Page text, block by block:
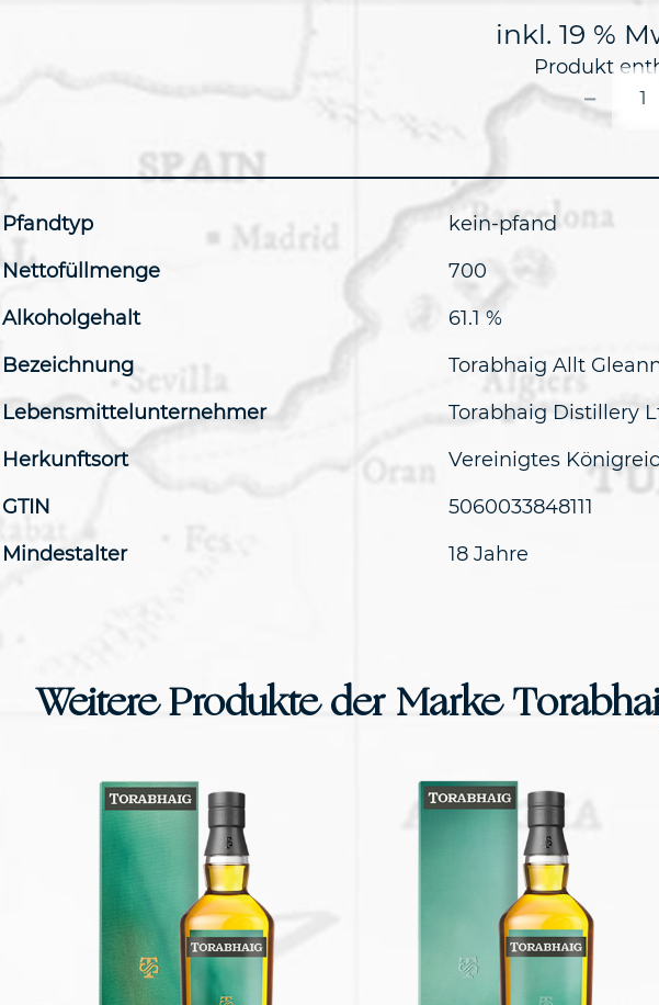
inkl. 19 %
Produkt
ALLT
GLEANN
MENGE
−
Pfandtyp kein-pfand
Nettofüllmenge 700
Alkoholgehalt 61.1 %
Bezeichnung Torabhaig Allt
Lebensmittelunternehmer Torabhaig Distillery
Herkunftsort Vereinigtes
GTIN 5060033848111
Mindestalter 18 Jahre
Weitere Produkte der Marke